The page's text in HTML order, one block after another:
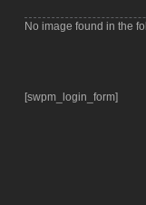
No image found in the
[swpm_login_form]